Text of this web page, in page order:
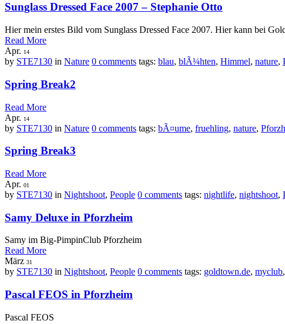
Sunglass Dressed Face 2007 – Stephanie Otto
Hier mein erstes Bild vom Sunglass Dressed Face 2007. Hier kann bei
Read More
Apr. 14
by STE7130 in Nature 0 comments tags: blau, blÃ¼hten, Himmel, nature,
Spring Break2
Read More
Apr. 14
by STE7130 in Nature 0 comments tags: bÃ¤ume, fruehling, nature,
Spring Break3
Read More
Apr. 01
by STE7130 in Nightshoot, People 0 comments tags: nightlife, nightshoot,
Samy Deluxe in Pforzheim
Samy im Big-PimpinClub Pforzheim
Read More
März 31
by STE7130 in Nightshoot, People 0 comments tags: goldtown.de, myclub,
Pascal FEOS in Pforzheim
Pascal FEOS